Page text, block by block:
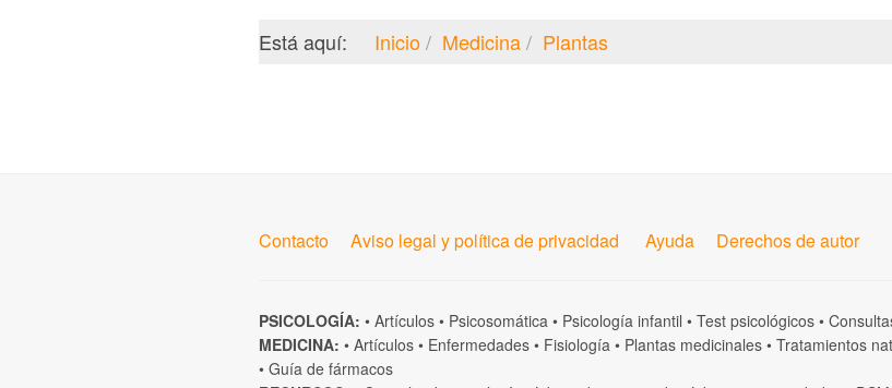
Está aquí: Inicio Medicina Plantas
Contacto Aviso legal y política de privacidad Ayuda Derechos de autor
PSICOLOGÍA: • Artículos • Psicosomática • Psicología infantil • Test psicológicos •
MEDICINA: • Artículos • Enfermedades • Fisiología • Plantas medicinales • Tratamientos
• Guía de fármacos